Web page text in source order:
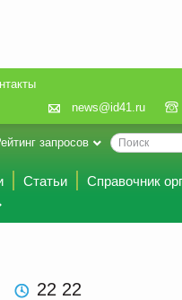
news@id41.ru
запросов
Статьи
Справочник
22:22